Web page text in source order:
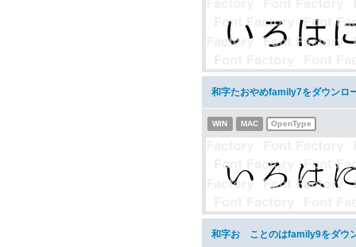
和字たおやめfamily7をダウンロ
WIN MAC OpenType
和字おゝことのはfamily9をダウ